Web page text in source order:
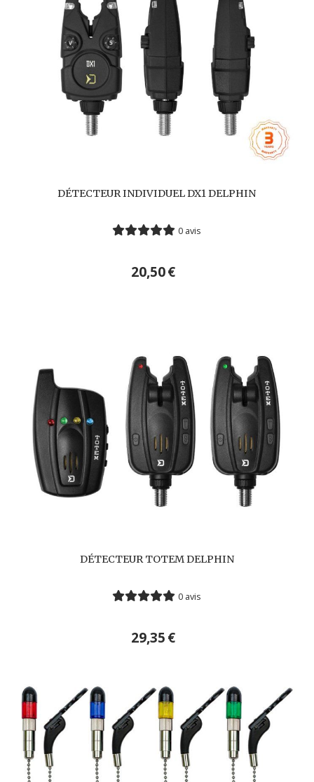
DÉTECTEUR INDIVIDUEL DX1 DELPHIN
0 avis
20,50€
DÉTECTEUR TOTEM DELPHIN
0 avis
29,35€